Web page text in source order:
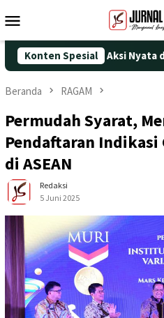
ke
Mobile
Konten Spesial
dengan Aksi Nyata di Pantai
Beranda RAGAM
Permudah Syarat,
Pendaftaran Indikasi
di ASEAN
Redaksi
5 Juni 2025